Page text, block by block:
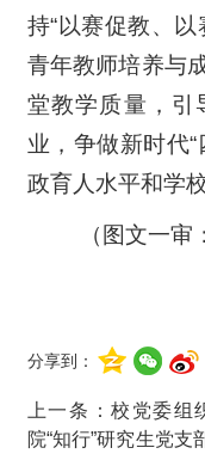
持“以赛促教、
青年教师培养与
堂教学质量，引
业，争做新时代
政育人水平和学
（图文一
分享到：
上一条：校党委组
院“知行”研究生党